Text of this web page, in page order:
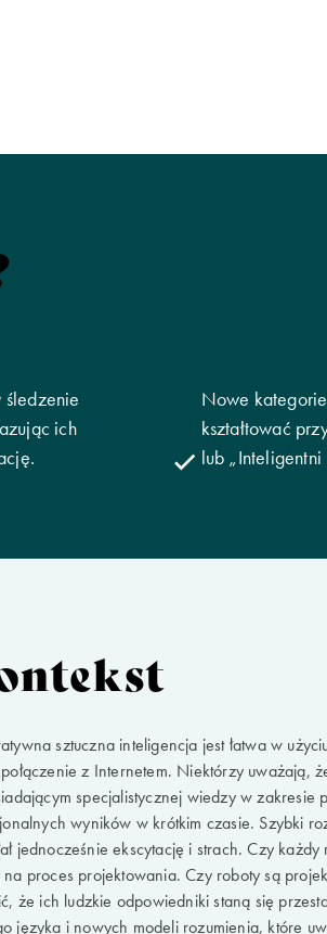
śledzenie
ich
Nowe
kształtować
lub „Inteligentni
sztuczna inteligencja jest łatwa w
z Internetem. Niektórzy uważają,
specjalistycznej wiedzy w zakresie
wyników w krótkim czasie. Szybki
jednocześnie ekscytację i strach. Czy
na proces projektowania. Czy roboty są
że ich ludzkie odpowiedniki staną się
języka i nowych modeli rozumienia, które